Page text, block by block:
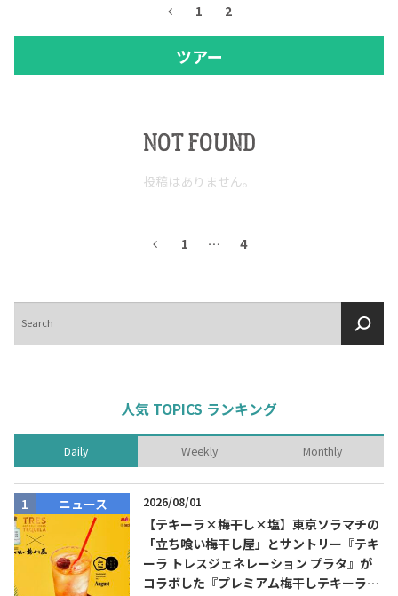
1 2
ツアー
NOT FOUND
投稿はありません。
1 … 4
索
人気 TOPICS ランキング
Daily Weekly Monthly
ニュース 2026/08/01
【テキーラ×梅干し×塩】東京ソラマチの
「立ち喰い梅干し屋」とサントリー『テキ
ーラ トレスジェネレーション プラタ』が
コラボした『プレミアム梅干しテキーラソ